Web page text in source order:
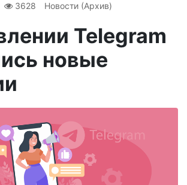
3628 Новости (Архив)
Telegram
новые